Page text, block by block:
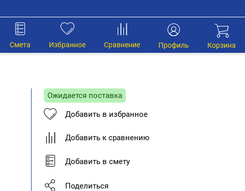
Корзина
Профиль
Сравнение
Избранное
Смета
Ожидается поставка
Добавить в избранное
Добавить к сравнению
Добавить в смету
Поделиться